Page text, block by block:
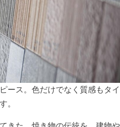
ース。色だけでなく質感もタイ
。